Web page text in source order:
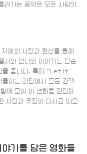
러가는 음악은 모든 사람의
매의 사랑과 헌신을 통해
사와 안나의 이야기는 단순
을 줍니다. 특히 “Let It
이는 과정에서 모든 관객
께 모여 이 영화를 관람하
사랑과 우정이 다시금 떠오
기를 담은 영화들